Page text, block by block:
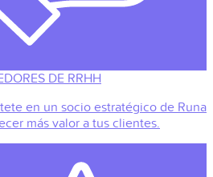
DE RRHH
en un socio estratégico de Runa
más valor a tus clientes.